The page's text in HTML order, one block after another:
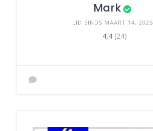
Mark
LID SINDS MAART 14, 2025
4,4 (24)